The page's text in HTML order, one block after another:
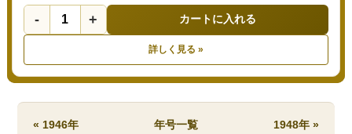
- + カートに入れる
詳しく見る »
« 1946年 年号一覧 1948年 »